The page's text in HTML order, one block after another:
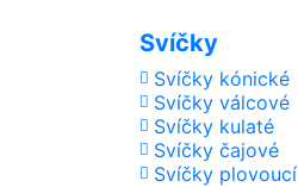
Svíčky
Svíčky kónické
Svíčky válcové
Svíčky kulaté
Svíčky čajové
Svíčky plovoucí